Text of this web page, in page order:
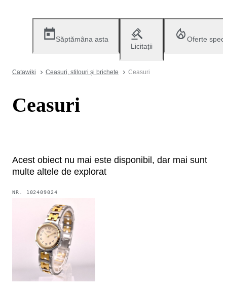
Săptămâna asta
Licitații
Oferte
Catawiki Ceasuri, stilouri și brichete Ceasuri
Ceasuri
Acest obiect nu mai este disponibil, dar mai sunt
multe altele de explorat
NR. 102409024